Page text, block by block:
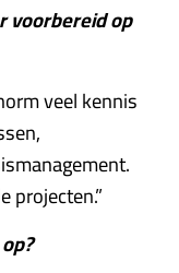
voorbereid op
veel kennis
projecten.”